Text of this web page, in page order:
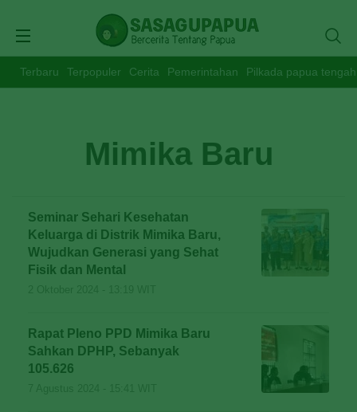
Terbaru Terpopuler Cerita Pemerintahan Pilkada papua tengah
Mimika Baru
Seminar Sehari Kesehatan
Keluarga di Distrik Mimika Baru,
Wujudkan Generasi yang Sehat
Fisik dan Mental
Rapat Pleno PPD Mimika Baru
Sahkan DPHP, Sebanyak
105.626